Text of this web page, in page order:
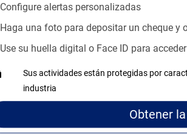
Configure alertas personalizadas
Haga una foto para depositar un cheque
Use su huella digital o Face ID para
Sus actividades están protegidas por
industria
Obtener